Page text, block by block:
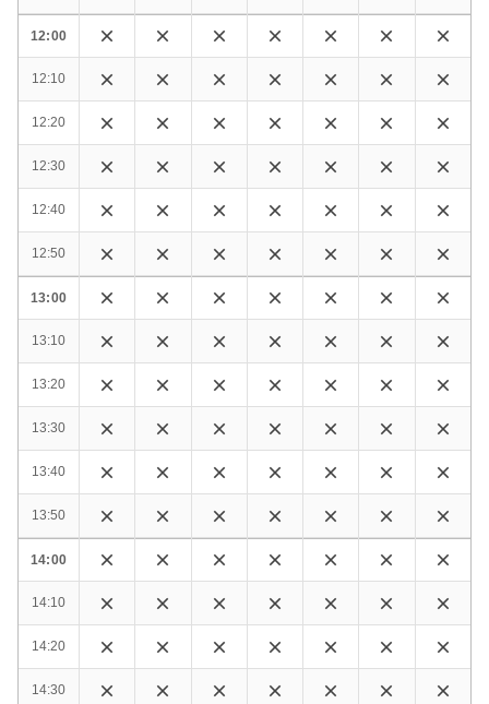
12:00
12:10
12:20
12:30
12:40
12:50
13:00
13:10
13:20
13:30
13:40
13:50
14:00
14:10
14:20
14:30